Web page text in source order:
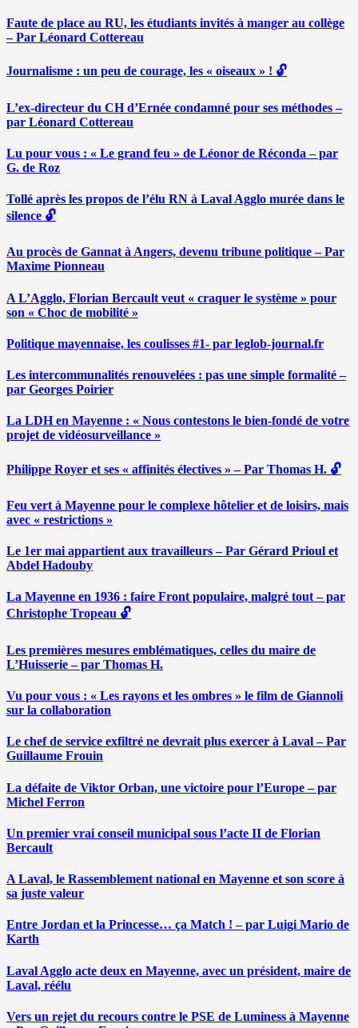
Faute de place au RU, les étudiants invités à manger au collège
– Par Léonard Cottereau
Journalisme : un peu de courage, les « oiseaux » ! 🔓
L’ex-directeur du CH d’Ernée condamné pour ses méthodes –
par Léonard Cottereau
Lu pour vous : « Le grand feu » de Léonor de Réconda – par
G. de Roz
Tollé après les propos de l’élu RN à Laval Agglo murée dans le
silence 🔓
Au procès de Gannat à Angers, devenu tribune politique – Par
Maxime Pionneau
A L’Agglo, Florian Bercault veut « craquer le système » pour
son « Choc de mobilité »
Politique mayennaise, les coulisses #1- par leglob-journal.fr
Les intercommunalités renouvelées : pas une simple formalité –
par Georges Poirier
La LDH en Mayenne : « Nous contestons le bien-fondé de votre
projet de vidéosurveillance »
Philippe Royer et ses « affinités électives » – Par Thomas H. 🔓
Feu vert à Mayenne pour le complexe hôtelier et de loisirs, mais
avec « restrictions »
Le 1er mai appartient aux travailleurs – Par Gérard Prioul et
Abdel Hadouby
La Mayenne en 1936 : faire Front populaire, malgré tout – par
Christophe Tropeau 🔓
Les premières mesures emblématiques, celles du maire de
L’Huisserie – par Thomas H.
Vu pour vous : « Les rayons et les ombres » le film de Giannoli
sur la collaboration
Le chef de service exfiltré ne devrait plus exercer à Laval – Par
Guillaume Frouin
La défaite de Viktor Orban, une victoire pour l’Europe – par
Michel Ferron
Un premier vrai conseil municipal sous l’acte II de Florian
Bercault
A Laval, le Rassemblement national en Mayenne et son score à
sa juste valeur
Entre Jordan et la Princesse… ça Match ! – par Luigi Mario de
Karth
Laval Agglo acte deux en Mayenne, avec un président, maire de
Laval, réélu
Vers un rejet du recours contre le PSE de Luminess à Mayenne